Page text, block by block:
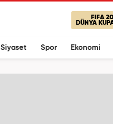
FIFA
DÜNYA
Siyaset Spor Ekonomi